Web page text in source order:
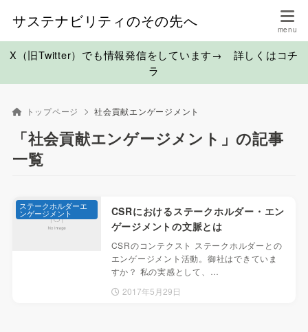
サステナビリティのその先へ
X（旧Twitter）でも情報発信をしています→ 詳しくはコチ
ラ
トップページ 社会貢献エンゲージメント
「社会貢献エンゲージメント」の記事
一覧
CSRにおけるステークホルダー・エン
ゲージメントの文脈とは
CSRのコンテクスト ステークホルダーとの
エンゲージメント活動。御社はできていま
すか？ 私の実感として、…
2017年5月29日
ステークホルダーエ
ンゲージメント